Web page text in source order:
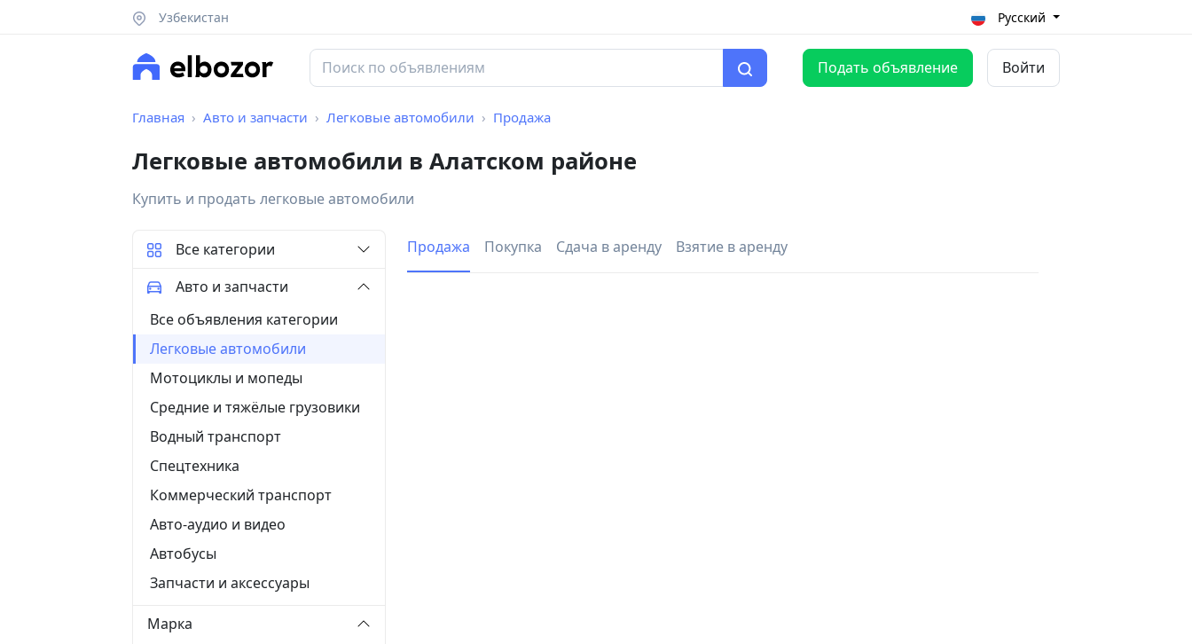
Узбекистан Русский
Подать объявление Войти
Главная Авто и запчасти Легковые автомобили Продажа
Легковые автомобили в Алатском районе
Купить и продать легковые автомобили
Продажа Покупка Сдача в аренду Взятие в аренду
Все категории
Авто и запчасти
Все объявления категории
Легковые автомобили
Мотоциклы и мопеды
Средние и тяжёлые грузовики
Водный транспорт
Спецтехника
Коммерческий транспорт
Авто-аудио и видео
Автобусы
Запчасти и аксессуары
Марка